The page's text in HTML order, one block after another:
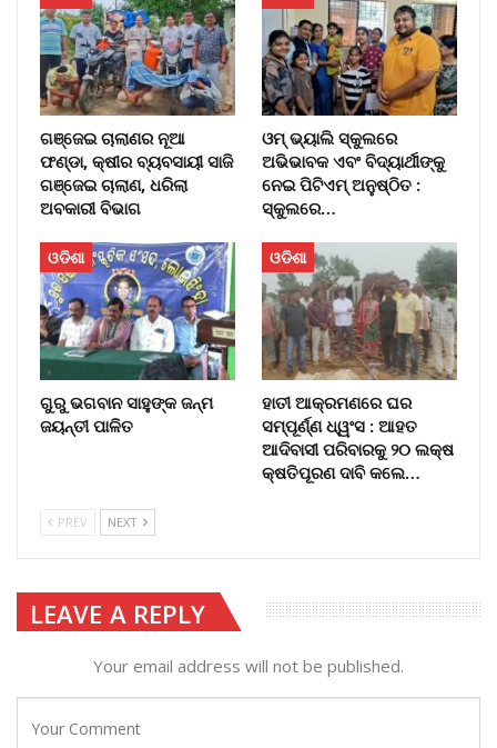
ଗଞ୍ଜେଇ ଚାଲାଣର ନୂଆ
ଫଣ୍ଡା, କ୍ଷୀର ବ୍ୟବସାୟୀ ସାଜି
ଗଞ୍ଜେଇ ଚାଲାଣ, ଧରିଲା
ଅବକାରୀ ବିଭାଗ
ଓମ୍‌ ଭ୍ୟାଲି ସ୍କୁଲରେ
ଅଭିଭାବକ ଏବଂ ବିଦ୍ୟାର୍ଥୀଙ୍କୁ
ନେଇ ପିଟିଏମ୍‌ ଅନୁଷ୍ଠିତ :
ସ୍କୁଲରେ…
ଓଡିଶା
ଗୁରୁ ଭଗବାନ ସାହୁଙ୍କ ଜନ୍ମ
ଜୟନ୍ତୀ ପାଳିତ
ଓଡିଶା
ହାତୀ ଆକ୍ରମଣରେ ଘର
ସମ୍ପୂର୍ଣ୍ଣ ଧ୍ୱଂସ : ଆହତ
ଆଦିବାସୀ ପରିବାରକୁ ୨୦ ଲକ୍ଷ
କ୍ଷତିପୂରଣ ଦାବି କଲେ…
PREV NEXT
LEAVE A REPLY
Your email address will not be published.